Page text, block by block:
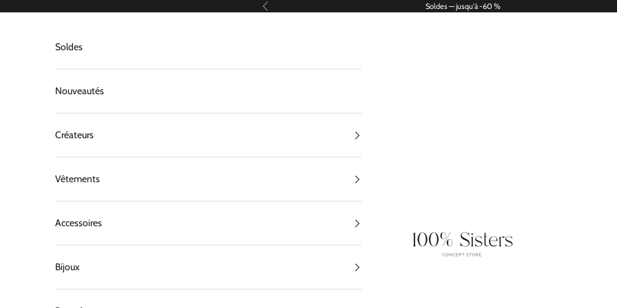
Précédent Soldes — jusqu'à -60 %
100% Sisters
Soldes
Nouveautés
Créateurs
Vêtements
Accessoires
Bijoux